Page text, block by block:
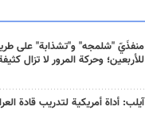
منفذَيّ "شلمجه" و"تشذابة" على
للأربعين؛ وحركة المرور لا تزال
آيلب: أداة أمريكية لتدريب قادة